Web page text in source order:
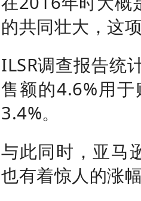
的共同壮大，这
ILSR调查报告统
售额的4.6%用
3.4%。
与此同时，亚马
也有着惊人的涨